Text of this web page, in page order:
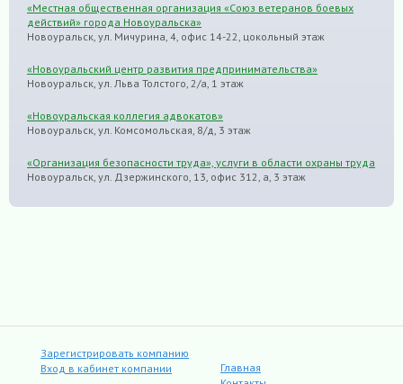
«Местная общественная организация «Союз ветеранов боевых
действий» города Новоуральска»
Новоуральск, ул. Мичурина, 4, офис 14-22, цокольный этаж
«Новоуральский центр развития предпринимательства»
Новоуральск, ул. Льва Толстого, 2/а, 1 этаж
«Новоуральская коллегия адвокатов»
Новоуральск, ул. Комсомольская, 8/д, 3 этаж
«Организация безопасности труда», услуги в области охраны труда
Новоуральск, ул. Дзержинского, 13, офис 312, а, 3 этаж
Зарегистрировать компанию
Вход в кабинет компании
Главная